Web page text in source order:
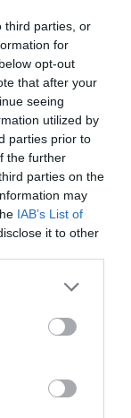
third parties, or
for
opt-out
that after your
seeing
utilized by
parties prior to
the further
parties on the
may
IAB’s List of
it to other
βυθός –
& η
Γοργόνα,